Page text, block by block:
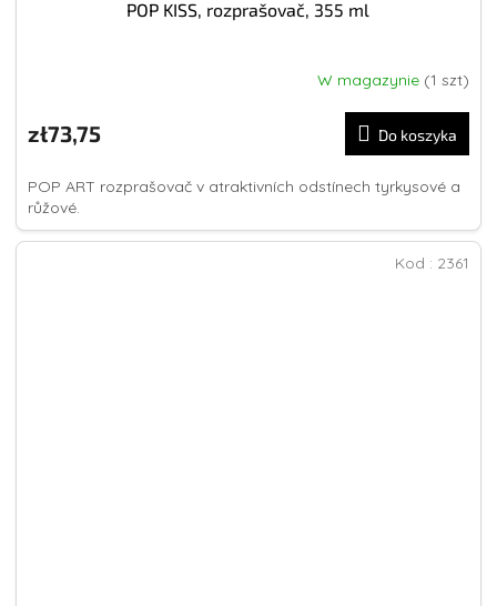
POP KISS, rozprašovač, 355 ml
W magazynie (1 szt)
zł73,75 Do koszyka
POP ART rozprašovač v atraktivních odstínech tyrkysové a
růžové.
Kod : 2361